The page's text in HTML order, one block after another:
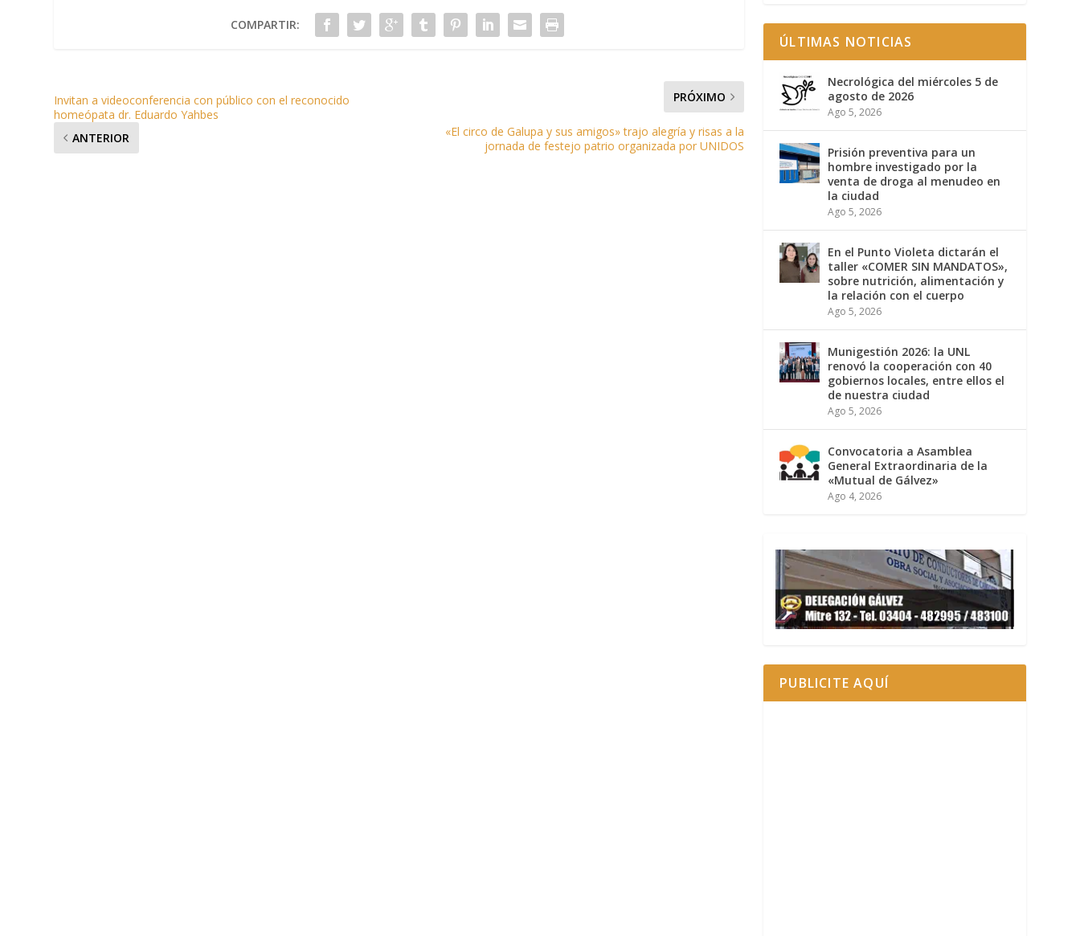
COMPARTIR:
Invitan a videoconferencia con público con el reconocido
homeópata dr. Eduardo Yahbes
ANTERIOR
PRÓXIMO
«El circo de Galupa y sus amigos» trajo alegría y risas a la
jornada de festejo patrio organizada por UNIDOS
ÚLTIMAS NOTICIAS
Necrológica del miércoles 5 de
agosto de 2026
Ago 5, 2026
Prisión preventiva para un
hombre investigado por la
venta de droga al menudeo en
la ciudad
Ago 5, 2026
En el Punto Violeta dictarán el
taller «COMER SIN MANDATOS»,
sobre nutrición, alimentación y
la relación con el cuerpo
Ago 5, 2026
Munigestión 2026: la UNL
renovó la cooperación con 40
gobiernos locales, entre ellos el
de nuestra ciudad
Ago 5, 2026
Convocatoria a Asamblea
General Extraordinaria de la
«Mutual de Gálvez»
Ago 4, 2026
PUBLICITE AQUÍ